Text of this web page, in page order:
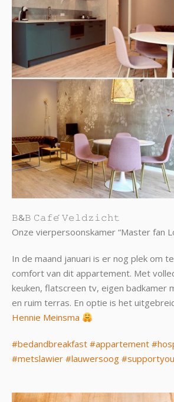
𝙱&𝙱 𝙲𝚊𝚏𝚎́ 𝚅𝚎𝚕𝚍𝚣𝚒𝚌𝚑𝚝
Onze vierpersoonskamer “Master fan
In de maand januari is er nog plek om
comfort van dit appartement. Met
keuken, flatscreen tv, eigen badkamer
en ruim terras. En optie is het
Hennie Meinsma
#bedandbreakfast #appartement
#metslawier #lauwersoog